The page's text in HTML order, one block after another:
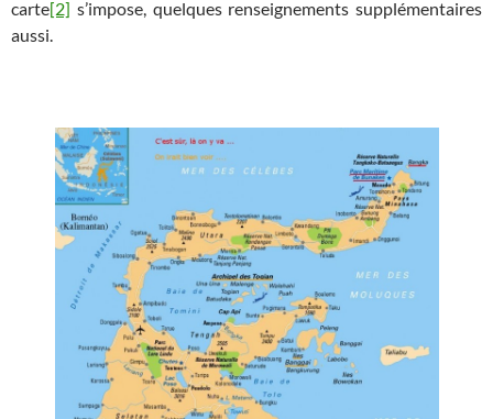
carte[2] s’impose, quelques renseignements supplémentaires
aussi.